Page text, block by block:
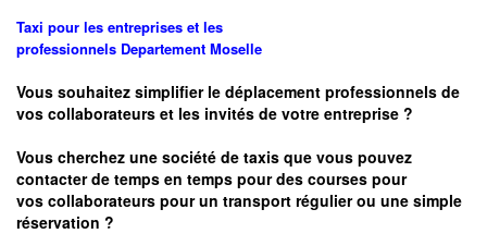
Taxi pour les entreprises et les
professionnels Departement Moselle
Vous souhaitez simplifier le déplacement professionnels de
vos collaborateurs et les invités de votre entreprise ?
Vous cherchez une société de taxis que vous pouvez
contacter de temps en temps pour des courses pour
vos collaborateurs pour un transport régulierou une simple
réservation ?